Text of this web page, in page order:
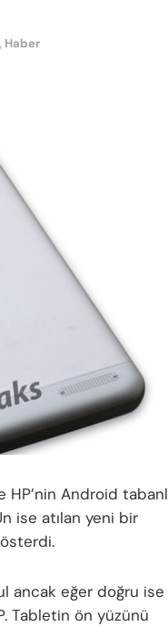
, Haber
HP’nin Android
ise atılan yeni bir
ancak eğer doğru ise
Tabletin ön yüzünü